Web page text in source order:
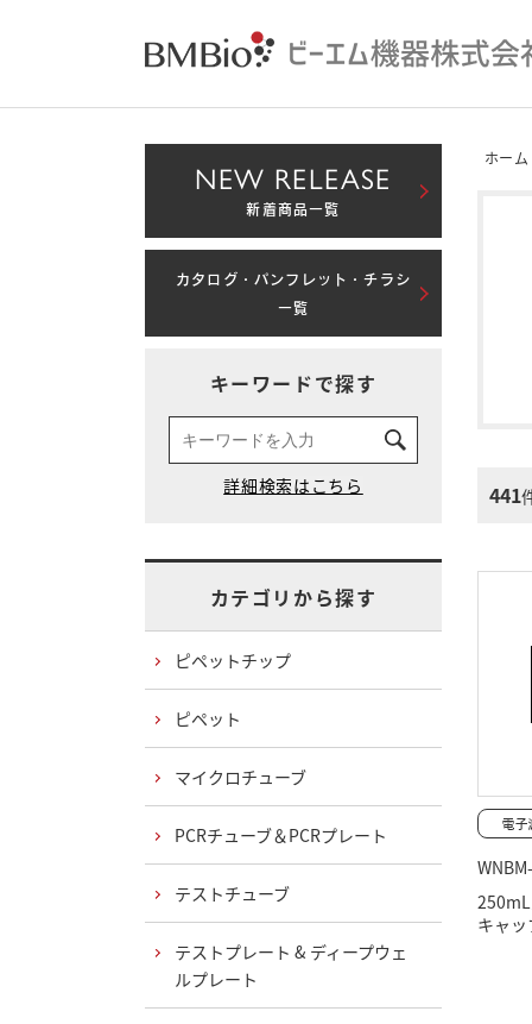
ホーム
441
キャ
NEW RELEASE
新着商品一覧
カタログ・パンフレット・チラシ
一覧
キーワードで探す
カテゴリから探す
ピペットチップ
ピペット
マイクロチューブ
PCRチューブ＆PCRプレート
テストチューブ
テストプレート & ディープウェ
ルプレート